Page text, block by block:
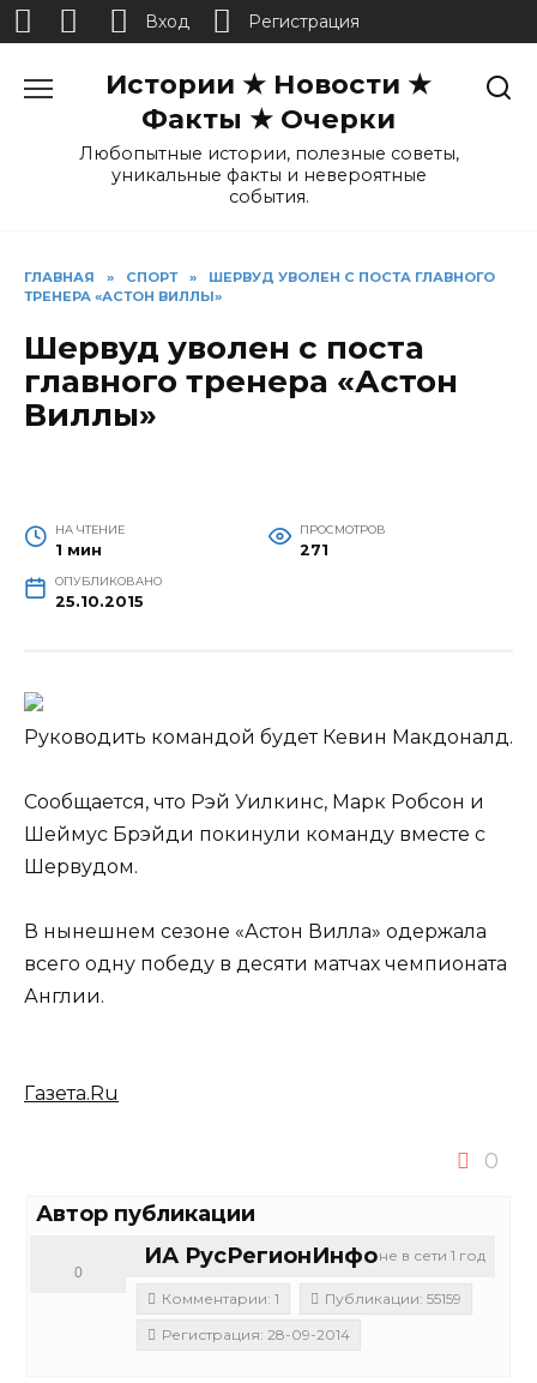
Истории ★ Новости ★
Факты ★ Очерки
Любопытные истории, полезные советы,
уникальные факты и невероятные
события.
ГЛАВНАЯ » СПОРТ »
ШЕРВУД УВОЛЕН С ПОСТА ГЛАВНОГО
ТРЕНЕРА «АСТОН ВИЛЛЫ»
Шервуд уволен с поста
главного тренера «Астон
Виллы»
НА ЧТЕНИЕ
1 мин
ПРОСМОТРОВ
271
ОПУБЛИКОВАНО
25.10.2015
Руководить командой будет Кевин Макдоналд.
Сообщается, что Рэй Уилкинс, Марк Робсон и
Шеймус Брэйди покинули команду вместе с
Шервудом.
В нынешнем сезоне «Астон Вилла» одержала
всего одну победу в десяти матчах чемпионата
Англии.
Газета.Ru
0
Автор публикации
не в сети 1 год
ИА РусРегионИнфо
0
Комментарии: 1
Публикации: 55159
Регистрация: 28-09-2014
Вход Регистрация